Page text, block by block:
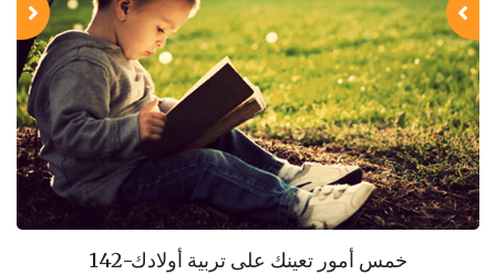
142-خمس أمور تعينك على تربية أولادك
143-مكارم الأخلاق